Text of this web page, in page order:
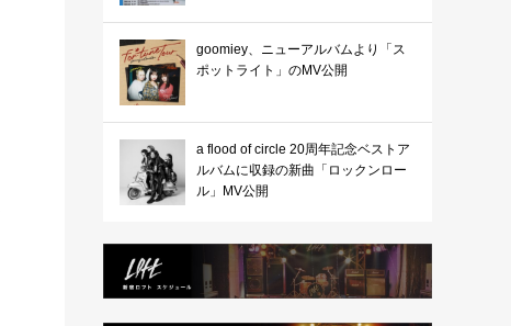
goomiey、ニューアルバムより「ス
ポットライト」のMV公開
a flood of circle 20周年記念ベストア
ルバムに収録の新曲「ロックンロー
ル」MV公開